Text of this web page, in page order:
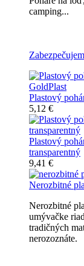
camping...
Plastový
5,12 €
Plastový
transparentný
9,41 €
Nerozbitné
Nerozbitné
umývačke
tradičných
nerozoznáte.